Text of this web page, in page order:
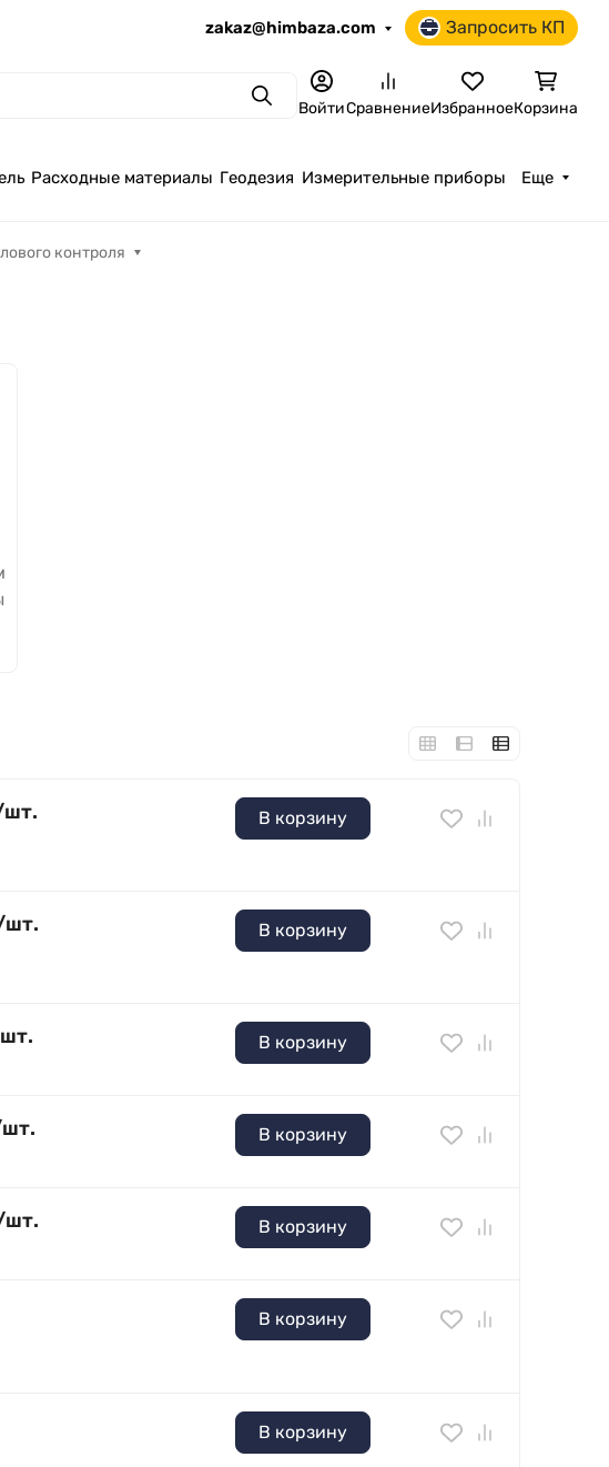
zakaz@himbaza.com Запросить КП
ПоискВойтиСравнениеИзбранноеКорзина
Расходные материалы Геодезия Измерительные приборы Еще
контроля
шт. В корзину
шт. В корзину
шт. В корзину
шт. В корзину
шт. В корзину
В корзину
В корзину